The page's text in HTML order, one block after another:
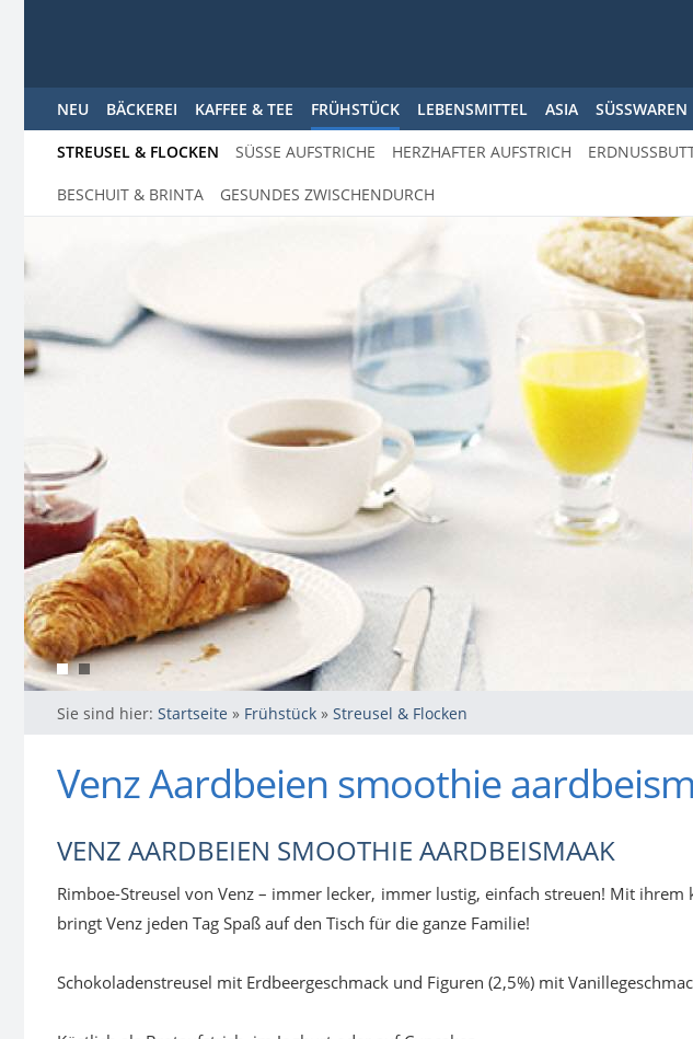
NEU BÄCKEREI KAFFEE & TEE FRÜHSTÜCK LEBENSMITTEL ASIA SÜSSWAREN
STREUSEL & FLOCKEN SÜSSE AUFSTRICHE HERZHAFTER AUFSTRICH
BESCHUIT & BRINTA GESUNDES ZWISCHENDURCH
Sie sind hier: Startseite » Frühstück » Streusel & Flocken
Venz Aardbeien smoothie
VENZ AARDBEIEN SMOOTHIE AARDBEISMAAK
Rimboe-Streusel von Venz – immer lecker, immer lustig, einfach streuen! Mit ihrem
bringt Venz jeden Tag Spaß auf den Tisch für die ganze Familie!
Schokoladenstreusel mit Erdbeergeschmack und Figuren (2,5%) mit